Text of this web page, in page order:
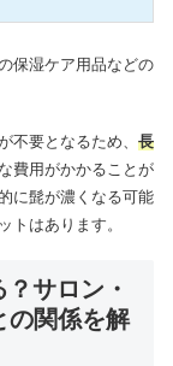
保湿ケア用品などの
不要となるため、 長
費用がかかることが
に髭が濃くなる可能
トはあります。
サロン・
の関係を解